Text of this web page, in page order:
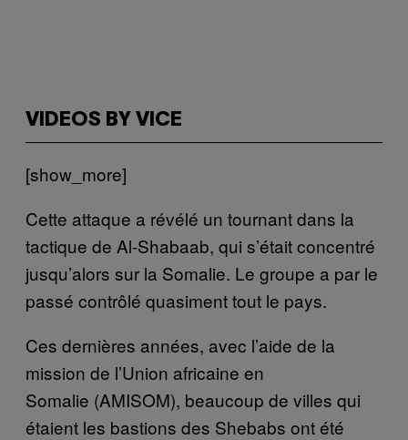
VIDEOS BY VICE
[show_more]
Cette attaque a révélé un tournant dans la
tactique de Al-Shabaab, qui s’était concentré
jusqu’alors sur la Somalie. Le groupe a par le
passé contrôlé quasiment tout le pays.
Ces dernières années, avec l’aide de la
mission de l’Union africaine en
Somalie (AMISOM), beaucoup de villes qui
étaient les bastions des Shebabs ont été